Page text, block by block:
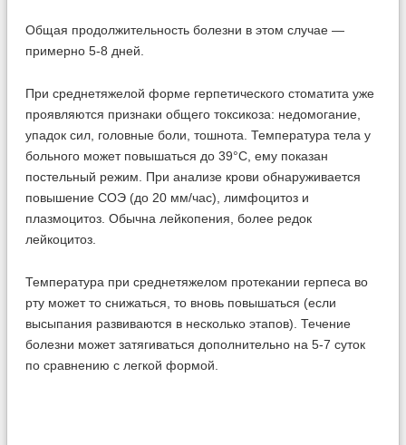
Общая продолжительность болезни в этом случае —
примерно 5-8 дней.
При среднетяжелой форме герпетического стоматита уже
проявляются признаки общего токсикоза: недомогание,
упадок сил, головные боли, тошнота. Температура тела у
больного может повышаться до 39°С, ему показан
постельный режим. При анализе крови обнаруживается
повышение СОЭ (до 20 мм/час), лимфоцитоз и
плазмоцитоз. Обычна лейкопения, более редок
лейкоцитоз.
Температура при среднетяжелом протекании герпеса во
рту может то снижаться, то вновь повышаться (если
высыпания развиваются в несколько этапов). Течение
болезни может затягиваться дополнительно на 5-7 суток
по сравнению с легкой формой.